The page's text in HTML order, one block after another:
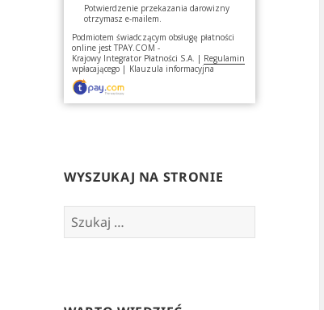
Potwierdzenie przekazania darowizny
otrzymasz e-mailem.
Podmiotem świadczącym obsługę płatności
online jestTPAY.COM -
Krajowy Integrator Płatności S.A. | Regulamin
wpłacającego | Klauzula informacyjna
WYSZUKAJ NA STRONIE
Szukaj: